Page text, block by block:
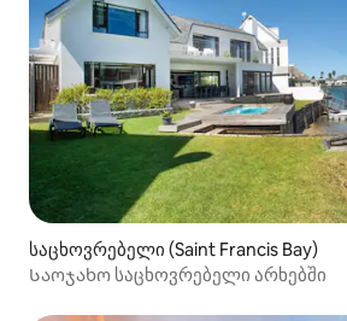
საცხოვრებელი (Saint Francis Bay)
Საოჯახო საცხოვრებელი არხებში